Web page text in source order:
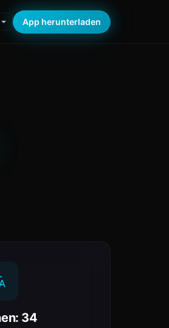
App herunterladen
34